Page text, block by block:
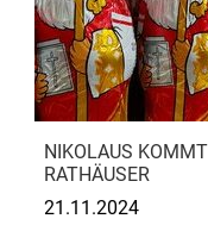
NIKOLAUS
RATHÄUSER
21.11.2024